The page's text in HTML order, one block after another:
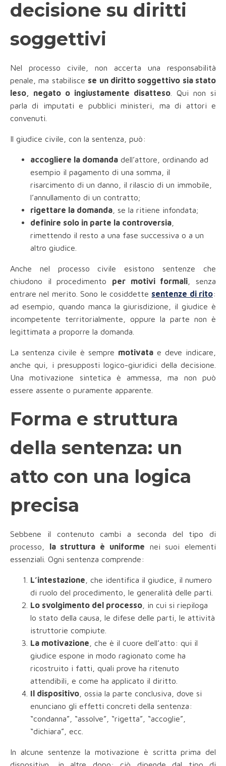
decisione su diritti
soggettivi
Nel processo civile, non accerta una responsabilità
penale, ma stabilisce se un diritto soggettivo sia stato
leso, negato o ingiustamente disatteso . Qui non si
parla di imputati e pubblici ministeri, ma di attori e
convenuti.
Il giudice civile, con la sentenza, può:
accogliere la domanda dell’attore, ordinando ad
esempio il pagamento di una somma, il
risarcimento di un danno, il rilascio di un immobile,
l’annullamento di un contratto;
rigettare la domanda , se la ritiene infondata;
definire solo in parte la controversia
rimettendo il resto a una fase successiva o a un
altro giudice.
Anche nel processo civile esistono sentenze che
chiudono il procedimento per motivi formali , senza
entrare nel merito. Sono le cosiddette sentenze di rito:
ad esempio, quando manca la giurisdizione, il giudice è
incompetente territorialmente, oppure la parte non è
legittimata a proporre la domanda.
La sentenza civile è sempre motivata e deve indicare,
anche qui, i presupposti logico-giuridici della decisione.
Una motivazione sintetica è ammessa, ma non può
essere assente o puramente apparente.
Forma e struttura
della sentenza: un
atto con una logica
precisa
Sebbene il contenuto cambi a seconda del tipo di
processo, la struttura è uniforme nei suoi elementi
essenziali. Ogni sentenza comprende:
L’intestazione , che identifica il giudice, il numero
di ruolo del procedimento, le generalità delle parti.
Lo svolgimento del processo , in cui si riepiloga
lo stato della causa, le difese delle parti, le attività
istruttorie compiute.
La motivazione , che è il cuore dell’atto: qui il
giudice espone in modo ragionato come ha
ricostruito i fatti, quali prove ha ritenuto
attendibili, e come ha applicato il diritto.
Il dispositivo , ossia la parte conclusiva, dove si
enunciano gli effetti concreti della sentenza:
“condanna”, “assolve”, “rigetta”, “accoglie”,
“dichiara”, ecc.
In alcune sentenze la motivazione è scritta prima del